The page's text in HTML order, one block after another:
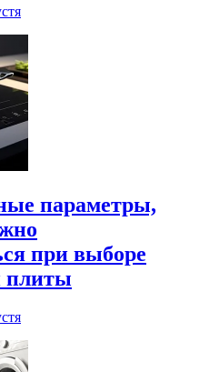
параметры,
при выборе
плиты